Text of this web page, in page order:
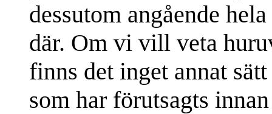
dessutom angående
där. Om vi vill veta
finns det inget annat
som har förutsagts